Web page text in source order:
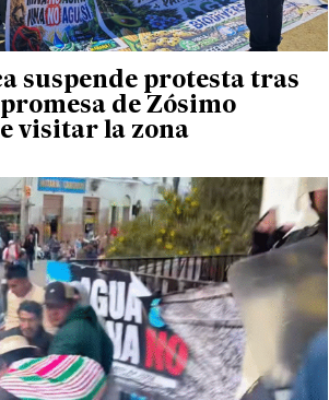
suspende protesta tras
de Zósimo
visitar la zona